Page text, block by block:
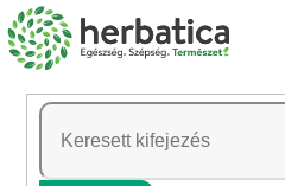
Ugrás
a
tartalomhoz